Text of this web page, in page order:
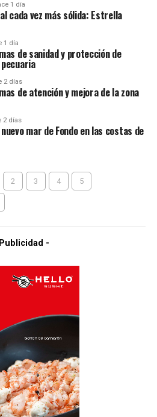
1 día
cada vez más sólida: Estrella
1 día
de sanidad y protección de
2 días
de atención y mejora de la zona
2 días
mar de Fondo en las costas de
2 3 4 5
-